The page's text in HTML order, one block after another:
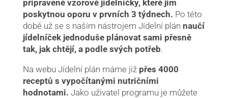
připravené vzorové jídelníčky, které jim
poskytnou oporu v prvních 3 týdnech. Po této
době už se s naším nástrojem Jídelní plán naučí
jídelníček jednoduše plánovat sami přesně
tak, jak chtějí, a podle svých potřeb.
Na webu Jídelní plán máme již přes 4000
receptů s vypočítanými nutričními
hodnotami. Jako uživatel programu je můžete